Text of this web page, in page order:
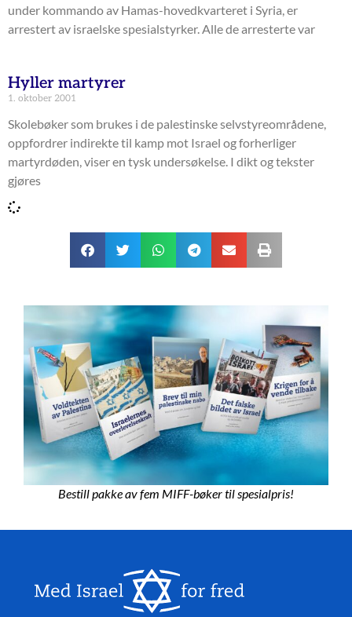
under kommando av Hamas-hovedkvarteret i Syria, er
arrestert av israelske spesialstyrker. Alle de arresterte var
Hyller martyrer
1. oktober 2001
Skolebøker som brukes i de palestinske selvstyreområdene,
oppfordrer indirekte til kamp mot Israel og forherliger
martyrdøden, viser en tysk undersøkelse. I dikt og tekster
gjøres
Bestill pakke av fem MIFF-bøker til spesialpris!